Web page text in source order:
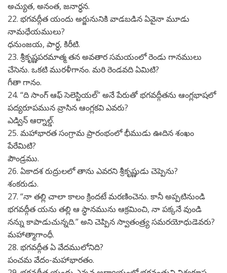
అచ్యుత, అనంత, జనార్ధన.
22. భగవద్గీత యందు అర్జునునికి వాడబడిన ఏవైనా మూడు
నామధేయములు?
ధనుంజయ, పార్ధ, కిరీటి.
23. శ్రీకృష్ణపరమాత్మ తన అవతార సమయంలో రెండు గానములు
చేసెను. ఒకటి మురళీగానం. మరి రెండవది ఏమిటి?
గీతా గానం.
24. “ది సాంగ్ ఆఫ్ సెలెస్టియల్” అనే పేరుతో భగవద్గీతను ఆంగ్లభాషలో
పద్యరూపమున వ్రాసిన ఆంగ్లకవి ఎవరు?
ఎడ్విన్ ఆర్నాల్డ్.
25. మహాభారత సంగ్రామ ప్రారంభంలో భీముడు ఊదిన శంఖం
పేరేమిటి?
పౌండ్రము.
26. ఏకాదశ రుద్రులలో తాను ఎవరని శ్రీకృష్ణుడు చెప్పెను?
శంకరుడు.
27. “నా తల్లి చాలా కాలం క్రిందటే మరణించెను. కానీ అప్పటినుండి
భగవద్గీత యను తల్లి ఆ స్ధానమును ఆక్రమించి, నా పక్కనే వుండి
నన్ను కాపాడుచున్నది.” అని చెప్పిన స్వాతంత్ర్య సమరయోధుడెవరు?
మహాత్మాగాంధీ.
28. భగవద్గీత ఏ వేదములోనిది?
పంచమ వేదం-మహాభారతం.